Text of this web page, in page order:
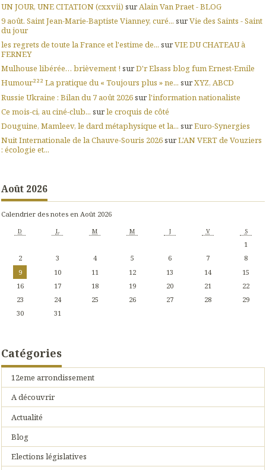
UN JOUR, UNE CITATION (cxxvii) surAlain Van Praet - BLOG
9 août. Saint Jean-Marie-Baptiste Vianney, curé... surVie des Saints - Saint
du jour
les regrets de toute la France et l'estime de... surVIE DU CHATEAU à
FERNEY
Mulhouse libérée… brièvement ! surD'r Elsass blog fum Ernest-Emile
Humour²²² La pratique du « Toujours plus » ne... surXYZ, ABCD
Russie Ukraine : Bilan du 7 août 2026surl'information nationaliste
Ce mois-ci, au ciné-club... surle croquis de côté
Douguine, Mamleev, le dard métaphysique et la... surEuro-Synergies
Nuit Internationale de la Chauve-Souris 2026surL'AN VERT de Vouziers
: écologie et...
Août 2026
Calendrier des notes en Août 2026
D L M M J V S
1
2
3 4 5 6 7
8
9
10 11 12 13 14
15
16
17 18 19 20 21
22
23
24 25 26 27 28
29
30
31
Catégories
12eme arrondissement
A découvrir
Actualité
Blog
Elections législatives